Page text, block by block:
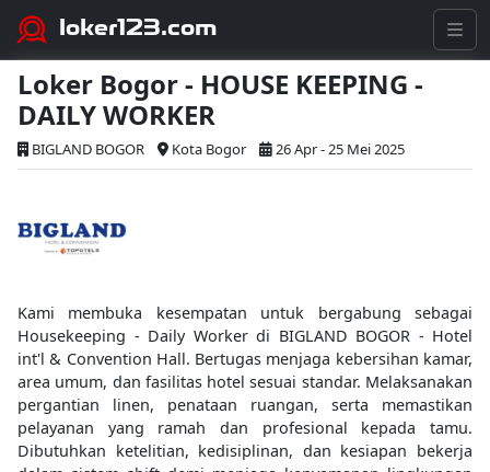
loker123.com
Loker Bogor - HOUSE KEEPING -
DAILY WORKER
BIGLAND BOGOR Kota Bogor 26 Apr - 25 Mei 2025
Kami membuka kesempatan untuk bergabung sebagai
Housekeeping - Daily Worker di BIGLAND BOGOR - Hotel
int'l & Convention Hall. Bertugas menjaga kebersihan kamar,
area umum, dan fasilitas hotel sesuai standar. Melaksanakan
pergantian linen, penataan ruangan, serta memastikan
pelayanan yang ramah dan profesional kepada tamu.
Dibutuhkan ketelitian, kedisiplinan, dan kesiapan bekerja